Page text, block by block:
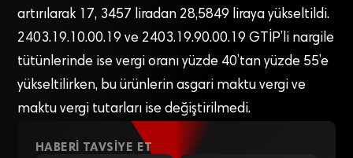
artırılarak 17, 3457 liradan 28,5849 liraya yükseltildi.
2403.19.10.00.19 ve 2403.19.90.00.19 GTİP’li nargile
tütünlerinde ise vergi oranı yüzde 40’tan yüzde 55’e
yükseltilirken, bu ürünlerin asgari maktu vergi ve
maktu vergi tutarları ise değiştirilmedi.
HABERI TAVSIYE ET